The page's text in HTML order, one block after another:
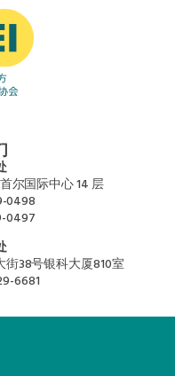
尔国际中心 14 层
0498
0497
38号银科大厦810室
6681